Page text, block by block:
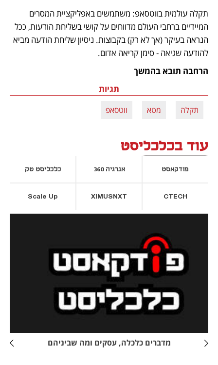
להודעה שגיאה - סימן קריאה אדום.
הרחבה תובא בהמשך
תגיות
תקלה מטא ווטסאפ
עוד בכלכליסט
פודקאסט אנרגיה 360 כלכליסט טק
CTECH
XIMUSNXT
Scale Up
נפתח בכרטיסייה חדשה
מדברים כלכלה, עסקים ומה שביניהם
חדשה